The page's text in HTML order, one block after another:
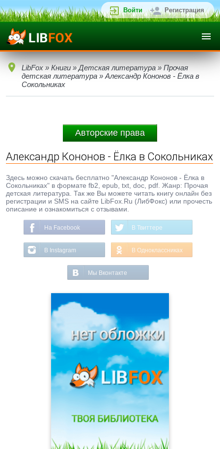
Войти Регистрация
LibFox » Книги » Детская литература » Прочая
детская литература » Александр Кононов - Ёлка в
Сокольниках
Авторские права
Александр Кононов - Ёлка в Сокольниках
Здесь можно скачать бесплатно "Александр Кононов - Ёлка в
Сокольниках" в формате fb2, epub, txt, doc, pdf. Жанр: Прочая
детская литература. Так же Вы можете читать книгу онлайн без
регистрации и SMS на сайте LibFox.Ru (ЛибФокс) или прочесть
описание и ознакомиться с отзывами.
На Facebook В Твиттере
В Instagram В Одноклассниках
Мы Вконтакте